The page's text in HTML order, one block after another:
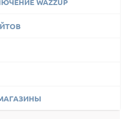
WAZZUP